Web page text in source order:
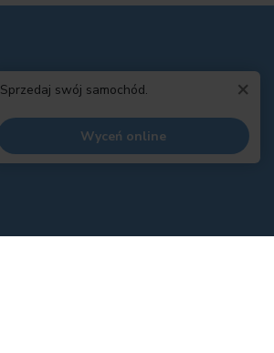
×
Sprzedaj swój samochód.
Wyceń online